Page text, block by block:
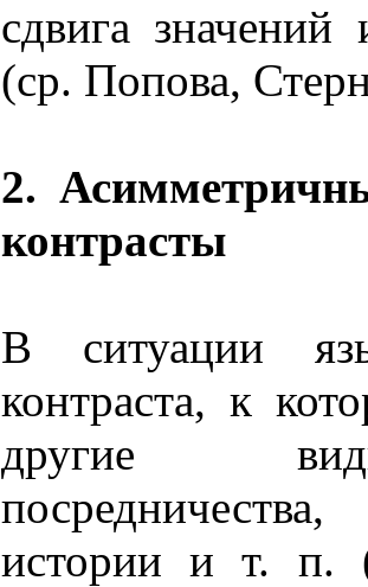
сдвига
(ср. Попова,
2.
контрасты
В ситуации
контраста, к
другие
истории и т. п.